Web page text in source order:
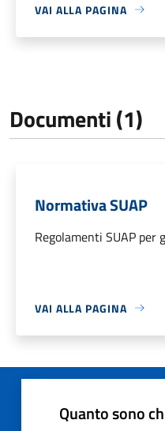
VAI ALLA PAGINA
Documenti (1)
Normativa SUAP
Regolamenti SUAP per
VAI ALLA PAGINA
Quanto sono